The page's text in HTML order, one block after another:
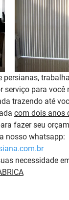
persianas,
para
trazendo até
com dois anos
fazer seu
nosso whatsapp:
necessidade